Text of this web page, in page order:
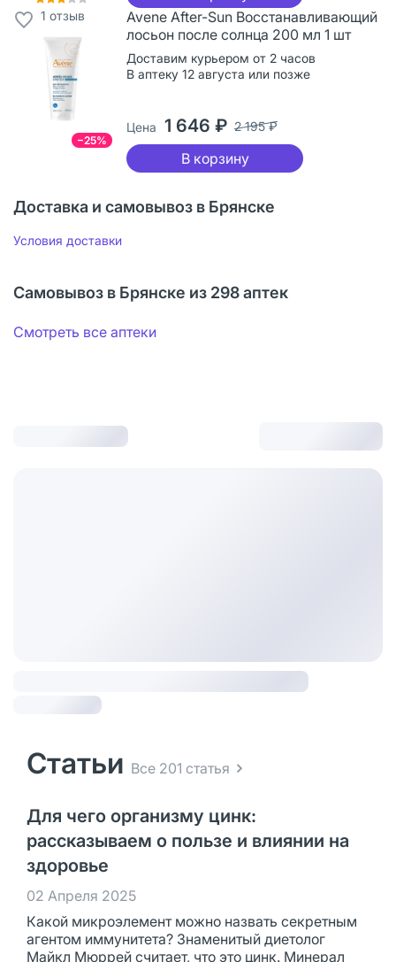
1 отзыв
−25%
Avene After-Sun Восстанавливающий
лосьон после солнца 200 мл 1 шт
Доставим курьером от 2 часов
В аптеку 12 августа или позже
Цена 1 646 ₽ 2 195 ₽
В корзину
Доставка и самовывоз в Брянске
Условия доставки
Самовывоз в Брянске из 298 аптек
Смотреть все аптеки
Статьи Все 201 статья
Для чего организму цинк:
рассказываем о пользе и влиянии на
здоровье
02 Апреля 2025
Какой микроэлемент можно назвать секретным
агентом иммунитета? Знаменитый диетолог
Майкл Мюррей считает, что это цинк. Минерал